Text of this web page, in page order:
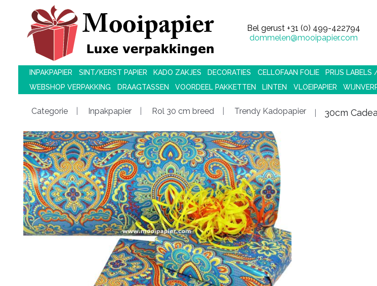
Bel gerust +31 (0) 499-422794
dommelen@mooipapier.com
INPAKPAPIER SINT/KERST PAPIER KADO ZAKJES DECORATIES CELLOFAAN FOLIE PRIJS LABELS
WEBSHOP VERPAKKING
DRAAGTASSEN VOORDEEL PAKKETTEN LINTEN VLOEIPAPIER
Categorie Inpakpapier Rol 30 cm breed Trendy Kadopapier 30cm